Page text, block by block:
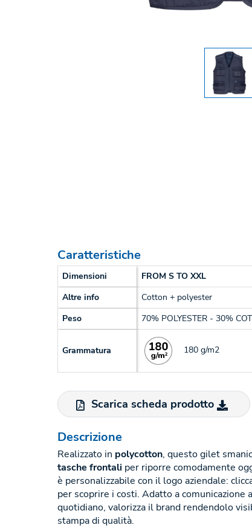
Caratteristiche
Dimensioni
FROM S TO XXL
Altre info
Cotton + polyester
Peso
70% POLYESTER - 30%
Grammatura 180 g/m2
Scarica scheda prodotto
Descrizione
Realizzato in polycotton, questo gilet
tasche frontali per riporre comodamente
è personalizzabile con il logo aziendale:
per scoprire i costi. Adatto a comunicazione
quotidiano, valorizza il brand rendendolo
stampa di qualità.